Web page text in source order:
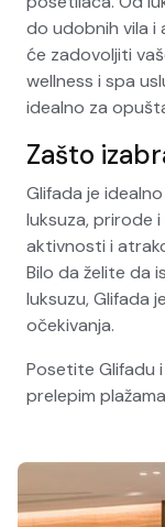
do udobnih vila i
će zadovoljiti
wellness i spa
idealno za
Zašto
Glifada je
luksuza, prirode
aktivnosti i
Bilo da želite da
luksuzu, Glifada
očekivanja.
Posetite Glifadu
prelepim